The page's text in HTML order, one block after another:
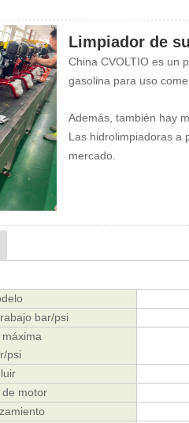
Limpiador de
China CVOLTIO es un
gasolina para uso
Además, también hay
Las hidrolimpiadoras a
mercado.
bar/psi
máxima
psi
de motor